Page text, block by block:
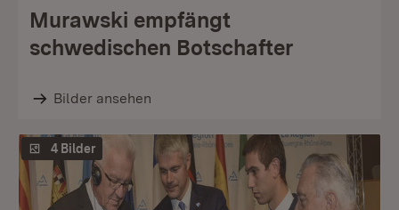
Murawski empfängt
schwedischen Botschafter
Bilder ansehen
4 Bilder